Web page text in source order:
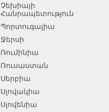
Չեխիայի
Հանրապետություն
Պորտուգալիա
Ջերսի
Ռումինիա
Ռուսաստան
Սերբիա
Սլովակիա
Սլովենիա